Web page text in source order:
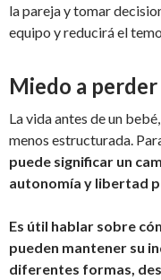
la pareja y tomar
equipo y reducirá el
Miedo a
La vida antes de un
menos estructurada.
puede significar un
autonomía y libertad
Es útil hablar sobre
pueden mantener su
diferentes formas,